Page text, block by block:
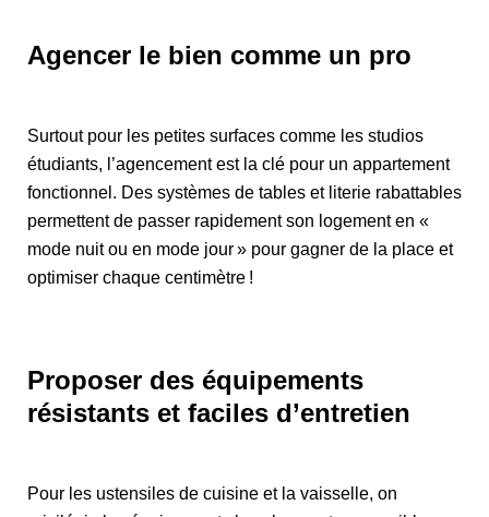
Agencer le bien comme un pro
Surtout pour les petites surfaces comme les studios
étudiants, l’agencement est la clé pour un appartement
fonctionnel. Des systèmes de tables et literie rabattables
permettent de passer rapidement son logement en «
mode nuit ou en mode jour » pour gagner de la place et
optimiser chaque centimètre !
Proposer des équipements
résistants et faciles d’entretien
Pour les ustensiles de cuisine et la vaisselle, on